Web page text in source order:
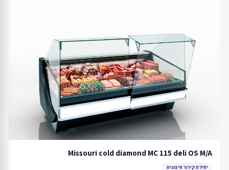
Missouri cold diamond MC 115 deli OS M/A
יחידת קירור חיצונית